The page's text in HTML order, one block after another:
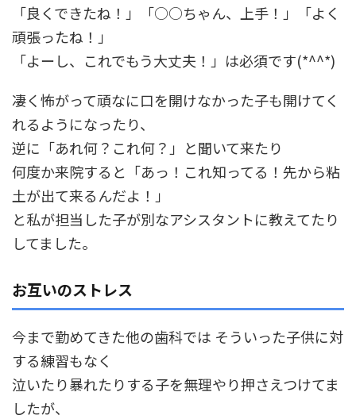
「良くできたね！」「○○ちゃん、上手！」「よく
頑張ったね！」
「よーし、これでもう大丈夫！」は必須です(*^^*)
凄く怖がって頑なに口を開けなかった子も開けてく
れるようになったり、
逆に「あれ何？これ何？」と聞いて来たり
何度か来院すると「あっ！これ知ってる！先から粘
土が出て来るんだよ！」
と私が担当した子が別なアシスタントに教えてたり
してました。
お互いのストレス
今まで勤めてきた他の歯科では そういった子供に対
する練習もなく
泣いたり暴れたりする子を無理やり押さえつけてま
したが、